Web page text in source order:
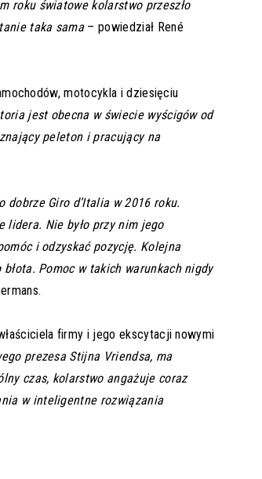
roku światowe kolarstwo przeszło
taka sama– powiedział René
motocykla i dziesięciu
jest obecna w świecie wyścigów od
peleton i pracujący na
Giro d’Italia w 2016 roku.
lidera. Nie było przy nim jego
i odzyskać pozycję. Kolejna
Pomoc w takich warunkach nigdy
firmy i jego ekscytacji nowymi
prezesa Stijna Vriendsa, ma
czas, kolarstwo angażuje coraz
w inteligentne rozwiązania